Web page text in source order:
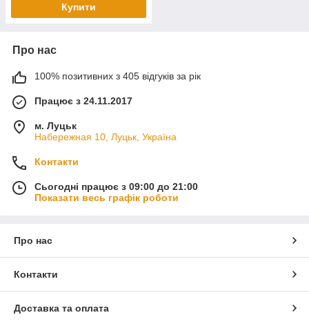
Купити
Про нас
100% позитивних з 405 відгуків за рік
Працює з 24.11.2017
м. Луцьк
Набережная 10, Луцьк, Україна
Контакти
Сьогодні працює з 09:00 до 21:00
Показати весь графік роботи
Про нас
Контакти
Доставка та оплата